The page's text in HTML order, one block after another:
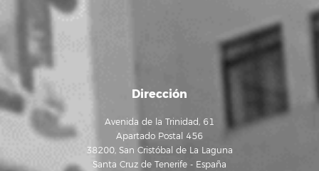
Dirección
Avenida de la Trinidad, 61
Apartado Postal 456
38200, San Cristóbal de La Laguna
Santa Cruz de Tenerife - España